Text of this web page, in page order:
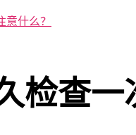
什么？
检查